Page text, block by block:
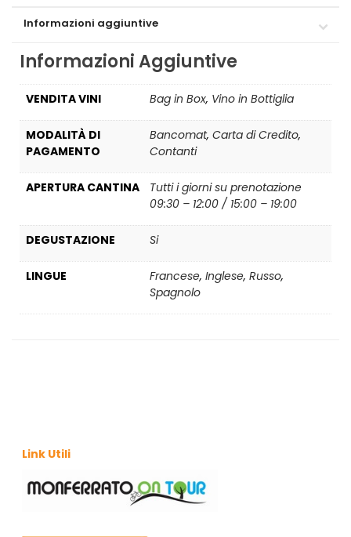
Informazioni aggiuntive
Informazioni Aggiuntive
VENDITA VINI Bag in Box, Vino in Bottiglia
MODALITÀ DI
PAGAMENTO
Bancomat, Carta di Credito,
Contanti
APERTURA CANTINA
Tutti i giorni su prenotazione
09:30 – 12:00 / 15:00 – 19:00
DEGUSTAZIONE Si
LINGUE Francese, Inglese, Russo,
Spagnolo
Link Utili